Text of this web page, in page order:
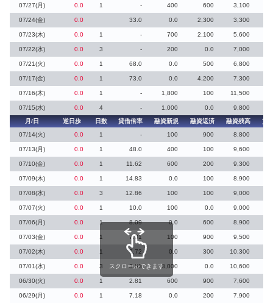
07/27(月) 0.0 1 - 400 600 3,100
07/24(金) 0.0 33.0 0.0 2,300 3,300
07/23(木) 0.0 1 - 700 2,100 5,600
07/22(水) 0.0 3 - 200 0.0 7,000
07/21(火) 0.0 1 68.0 0.0 500 6,800
07/17(金) 0.0 1 73.0 0.0 4,200 7,300
07/16(木) 0.0 1 - 1,800 100 11,500
07/15(水) 0.0 4 - 1,000 0.0
9,800
月/日
逆日歩 日数 貸借倍率 融資新規 融資返済 融資残高
貸
07/14(火)
0.0 1 - 100 900 8,800
07/13(月) 0.0 1 48.0 400 100 9,600
07/10(金) 0.0 1 11.62 600 200 9,300
07/09(木) 0.0 1 14.83 0.0 100 8,900
07/08(水) 0.0 3 12.86 100 100 9,000
07/07(火) 0.0 1 10.0 100 0.0 9,000
07/06(月) 0.0 1 8.09 0.0 600 8,900
07/03(金) 0.0 1 7.31 100 900 9,500
07/02(木) 0.0 1 5.72 0.0 300 10,300
07/01(水) 0.0 3 3.53 3,000 0.0 10,600
06/30(火) 0.0 1 2.81 600 900 7,600
06/29(月) 0.0 1 7.18 0.0 200 7,900
スクロールできます